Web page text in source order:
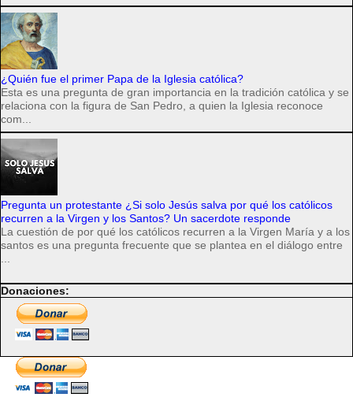
¿Quién fue el primer Papa de la Iglesia católica?
Esta es una pregunta de gran importancia en la tradición católica y se
relaciona con la figura de San Pedro, a quien la Iglesia reconoce
com...
Pregunta un protestante ¿Si solo Jesús salva por qué los católicos
recurren a la Virgen y los Santos? Un sacerdote responde
La cuestión de por qué los católicos recurren a la Virgen María y a los
santos es una pregunta frecuente que se plantea en el diálogo entre
Donaciones: